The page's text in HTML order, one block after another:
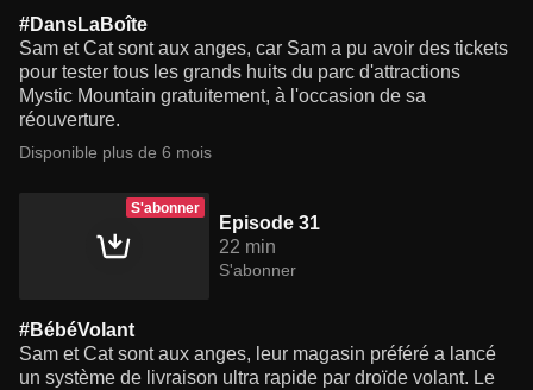
#DansLaBoîte
Sam et Cat sont aux anges, car Sam a pu avoir des tickets
pour tester tous les grands huits du parc d'attractions
Mystic Mountain gratuitement, à l'occasion de sa
réouverture.
Disponible plus de 6 mois
S'abonner
Episode 31
22 min
S'abonner
#BébéVolant
Sam et Cat sont aux anges, leur magasin préféré a lancé
un système de livraison ultra rapide par droïde volant. Le